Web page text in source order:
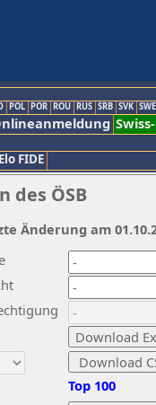
POL POR ROU RUS SRB SVK SWE
Elo FIDE
des ÖSB
Top 100
Änderung am